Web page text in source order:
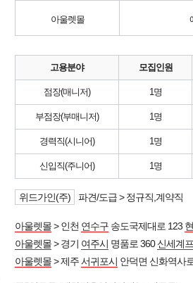
아울렛몰
고용분야 모집인원
점장(매니저) 1명
부점장(부매니저) 1명
경력직(시니어) 1명
신입직(주니어) 1명
위드가인(주) 파견/도급 > 정규직,계약직
아울렛몰> 인천 연수구 송도국제대로 123
아울렛몰> 경기 여주시 명품로 360신세계
아울렛몰> 제주서귀포시 안덕면 신화역사